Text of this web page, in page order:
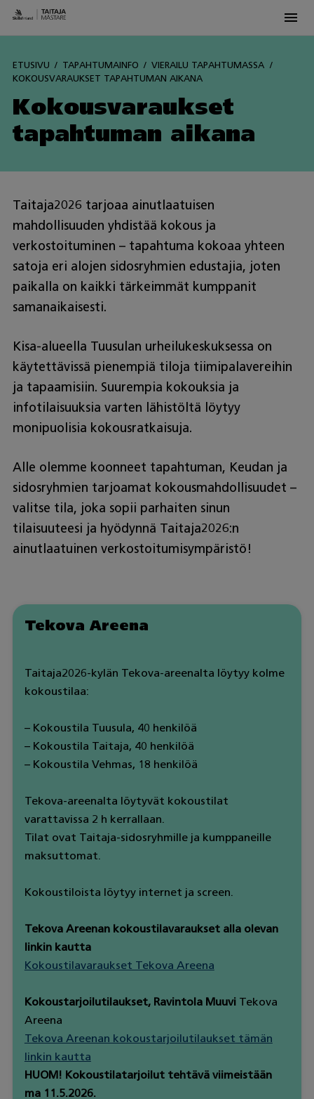
content
ETUSIVU TAPAHTUMAINFO
VIERAILU TAPAHTUMASSA
KOKOUSVARAUKSET TAPAHTUMAN AIKANA
Kokousvaraukset
tapahtuman aikana
Taitaja2026 tarjoaa ainutlaatuisen
mahdollisuuden yhdistää kokous ja
verkostoituminen – tapahtuma kokoaa yhteen
satoja eri alojen sidosryhmien edustajia, joten
paikalla on kaikki tärkeimmät kumppanit
samanaikaisesti.
Kisa-alueella Tuusulan urheilukeskuksessa on
käytettävissä pienempiä tiloja tiimipalavereihin
ja tapaamisiin. Suurempia kokouksia ja
infotilaisuuksia varten lähistöltä löytyy
monipuolisia kokousratkaisuja.
Alle olemme koonneet tapahtuman, Keudan ja
sidosryhmien tarjoamat kokousmahdollisuudet –
valitse tila, joka sopii parhaiten sinun
tilaisuuteesi ja hyödynnä Taitaja2026:n
ainutlaatuinen verkostoitumisympäristö!
Tekova Areena
Taitaja2026-kylän Tekova-areenalta löytyy kolme
kokoustilaa:
– Kokoustila Tuusula, 40 henkilöä
– Kokoustila Taitaja, 40 henkilöä
– Kokoustila Vehmas, 18 henkilöä
Tekova-areenalta löytyvät kokoustilat
varattavissa 2 h kerrallaan.
Tilat ovat Taitaja-sidosryhmille ja kumppaneille
maksuttomat.
Kokoustiloista löytyy internet ja screen.
Tekova Areenan kokoustilavaraukset alla olevan
linkin kautta
Kokoustilavaraukset Tekova Areena
Kokoustarjoilutilaukset, Ravintola MuuviTekova
Areena
Tekova Areenan kokoustarjoilutilaukset tämän
linkin kautta
HUOM! Kokoustilatarjoilut tehtävä viimeistään
ma 11.5.2026.